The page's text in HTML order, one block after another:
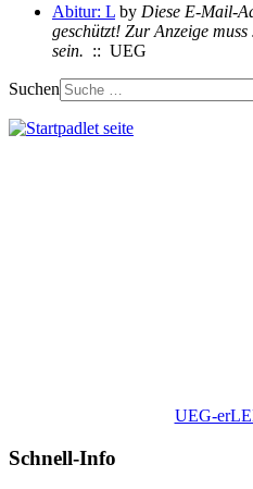
Abitur: L by Diese E-Mail-
geschützt! Zur Anzeige
sein. :: UEG
Suchen
UEG-
Schnell-Info